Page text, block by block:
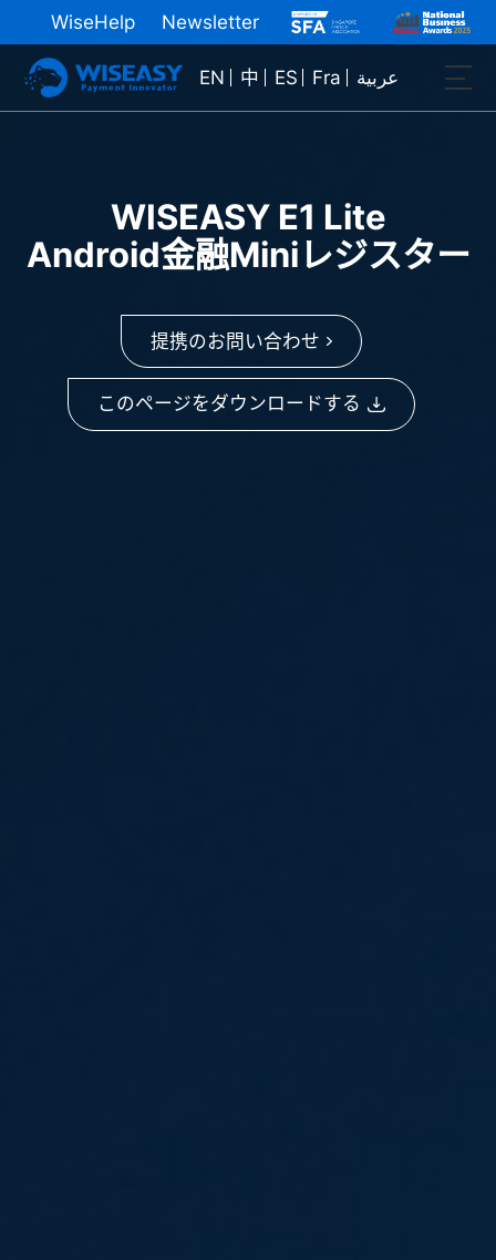
WiseHelp Newsletter
EN 中 ES Fra عربية
WISEASY E1 Lite
Android金融Miniレジスター
提携のお問い合わせ
このページをダウンロードする